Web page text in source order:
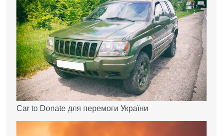
Car to Donate для перемоги України